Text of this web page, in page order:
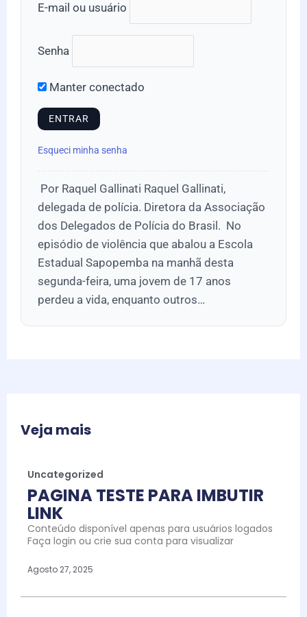
E-mail ou usuário
Senha
Manter conectado
Esqueci minha senha
Por Raquel Gallinati Raquel Gallinati,
delegada de polícia. Diretora da Associação
dos Delegados de Polícia do Brasil. No
episódio de violência que abalou a Escola
Estadual Sapopemba na manhã desta
segunda-feira, uma jovem de 17 anos
perdeu a vida, enquanto outros…
Veja mais
Uncategorized
PAGINA TESTE PARA IMBUTIR
LINK
Conteúdo disponível apenas para usuários logados
Faça login ou crie sua conta para visualizar
Agosto 27, 2025